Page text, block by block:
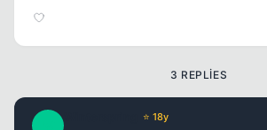
3 REPLIES
⭐ 18y